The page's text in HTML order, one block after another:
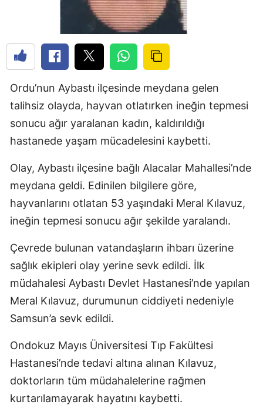
Ordu’nun Aybastı ilçesinde meydana gelen
talihsiz olayda, hayvan otlatırken ineğin tepmesi
sonucu ağır yaralanan kadın, kaldırıldığı
hastanede yaşam mücadelesini kaybetti.
Olay, Aybastı ilçesine bağlı Alacalar Mahallesi’nde
meydana geldi. Edinilen bilgilere göre,
hayvanlarını otlatan 53 yaşındaki Meral Kılavuz,
ineğin tepmesi sonucu ağır şekilde yaralandı.
Çevrede bulunan vatandaşların ihbarı üzerine
sağlık ekipleri olay yerine sevk edildi. İlk
müdahalesi Aybastı Devlet Hastanesi’nde yapılan
Meral Kılavuz, durumunun ciddiyeti nedeniyle
Samsun’a sevk edildi.
Ondokuz Mayıs Üniversitesi Tıp Fakültesi
Hastanesi’nde tedavi altına alınan Kılavuz,
doktorların tüm müdahalelerine rağmen
kurtarılamayarak hayatını kaybetti.